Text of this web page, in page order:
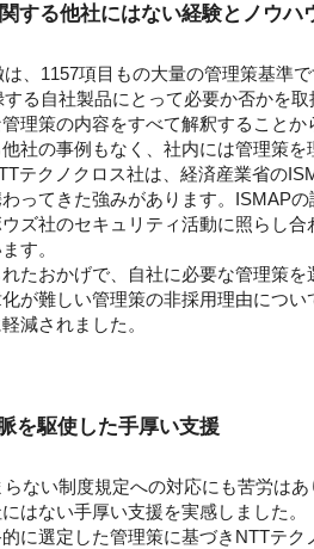
する他社にはない経験とノウハ
、1157項目もの大量の管理策基準
る自社製品にとって必要か否かを
理策の内容をすべて解釈することか
社の事例もなく、社内には管理策
テクノクロス社は、経済産業省の
ってきた強みがあります。ISMAP
ズ社のセキュリティ活動に照らし
す。
たおかげで、自社に必要な管理策を
が難しい管理策の非採用理由につ
減されました。
を駆使した手厚い支援
ない制度規定への対応にも苦労は
はない手厚い支援を実感しました。
に選定した管理策に基づきNTTテ